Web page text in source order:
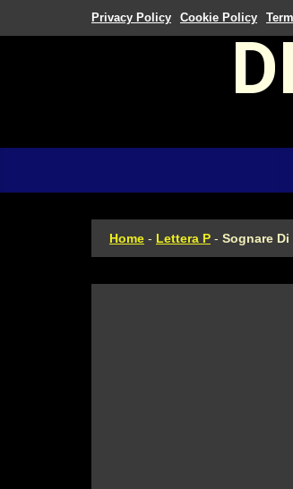
Privacy Policy Cookie Policy
Home - Lettera P - Sognare Di